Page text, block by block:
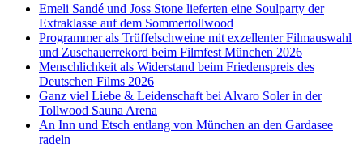
Emeli Sandé und Joss Stone lieferten eine Soulparty der
Extraklasse auf dem Sommertollwood
Programmer als Trüffelschweine mit exzellenter Filmauswahl
und Zuschauerrekord beim Filmfest München 2026
Menschlichkeit als Widerstand beim Friedenspreis des
Deutschen Films 2026
Ganz viel Liebe & Leidenschaft bei Alvaro Soler in der
Tollwood Sauna Arena
An Inn und Etsch entlang von München an den Gardasee
radeln